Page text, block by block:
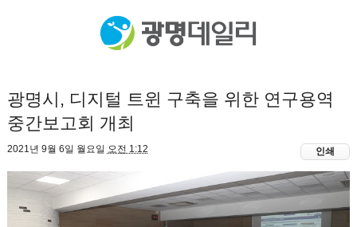
광명시, 디지털 트윈 구축을 위한 연구용역
중간보고회 개최
2021년 9월 6일 월요일 오전 1:12 인쇄